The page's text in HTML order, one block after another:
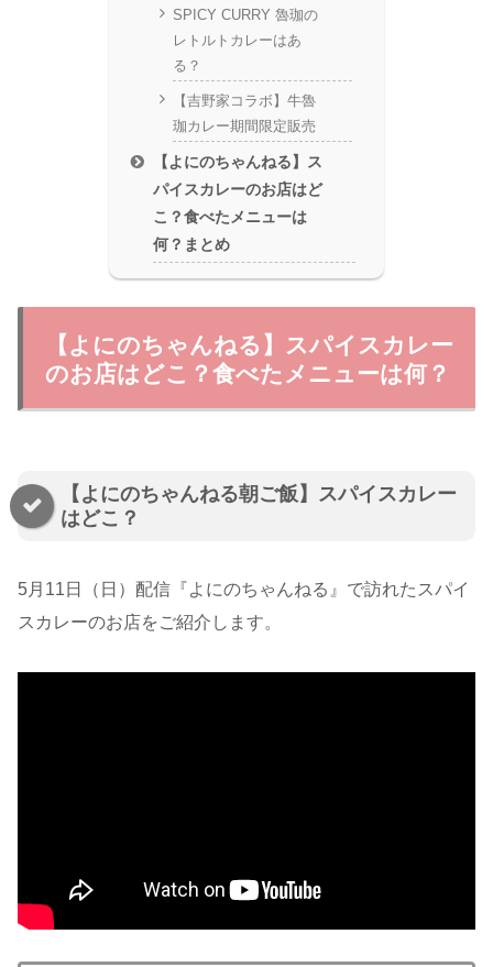
SPICY CURRY 魯珈の
レトルトカレーはあ
る？
【吉野家コラボ】牛魯
珈カレー期間限定販売
【よにのちゃんねる】ス
パイスカレーのお店はど
こ？食べたメニューは
何？まとめ
【よにのちゃんねる】スパイスカレー
のお店はどこ？食べたメニューは何？
【よにのちゃんねる朝ご飯】スパイスカレー
はどこ？
5月11日（日）配信『よにのちゃんねる』で訪れたスパイ
スカレーのお店をご紹介します。